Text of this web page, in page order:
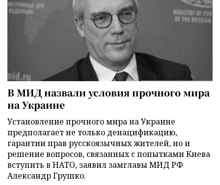
В МИД назвали условия прочного мира
на Украине
Установление прочного мира на Украине
предполагает не только денацификацию,
гарантии прав русскоязычных жителей, но и
решение вопросов, связанных с попытками Киева
вступить в НАТО, заявил замглавы МИД РФ
Александр Грушко.